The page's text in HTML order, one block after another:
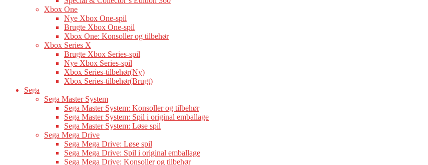
Xbox One
Nye Xbox One-spil
Brugte Xbox One-spil
Xbox One: Konsoller og tilbehør
Xbox Series X
Brugte Xbox Series-spil
Nye Xbox Series-spil
Xbox Series-tilbehør(Ny)
Xbox Series-tilbehør(Brugt)
Sega
Sega Master System
Sega Master System: Konsoller og tilbehør
Sega Master System: Spil i original emballage
Sega Master System: Løse spil
Sega Mega Drive
Sega Mega Drive: Løse spil
Sega Mega Drive: Spil i original emballage
Sega Mega Drive: Konsoller og tilbehør